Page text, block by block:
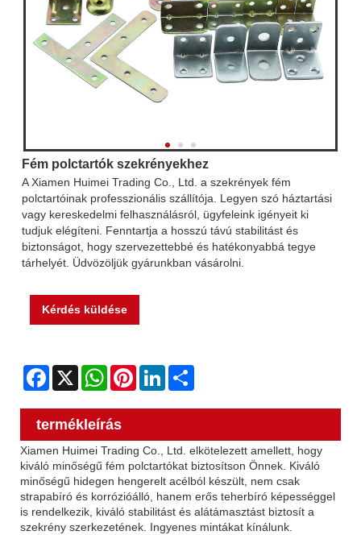
Fém polctartók szekrényekhez
A Xiamen Huimei Trading Co., Ltd. a szekrények fém
polctartóinak professzionális szállítója. Legyen szó háztartási
vagy kereskedelmi felhasználásról, ügyfeleink igényeit ki
tudjuk elégíteni. Fenntartja a hosszú távú stabilitást és
biztonságot, hogy szervezettebbé és hatékonyabbá tegye
tárhelyét. Üdvözöljük gyárunkban vásárolni.
Kérdés küldése
Facebook
X WhatsAppPinterestLinkedIn
termékleírás
Xiamen Huimei Trading Co., Ltd. elkötelezett amellett, hogy
kiváló minőségű fém polctartókat biztosítson Önnek. Kiváló
minőségű hidegen hengerelt acélból készült, nem csak
strapabíró és korrózióálló, hanem erős teherbíró képességgel
is rendelkezik, kiváló stabilitást és alátámasztást biztosít a
szekrény szerkezetének. Ingyenes mintákat kínálunk.